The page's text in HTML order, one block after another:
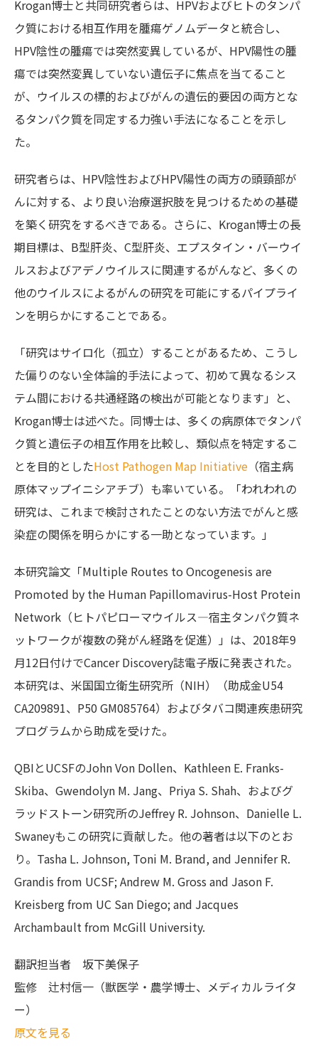
Krogan博士と共同研究者らは、HPVおよびヒトのタンパ
ク質における相互作用を腫瘍ゲノムデータと統合し、
HPV陰性の腫瘍では突然変異しているが、HPV陽性の腫
瘍では突然変異していない遺伝子に焦点を当てること
が、ウイルスの標的およびがんの遺伝的要因の両方とな
るタンパク質を同定する力強い手法になることを示し
た。
研究者らは、HPV陰性およびHPV陽性の両方の頭頸部が
んに対する、より良い治療選択肢を見つけるための基礎
を築く研究をするべきである。さらに、Krogan博士の長
期目標は、B型肝炎、C型肝炎、エプスタイン・バーウイ
ルスおよびアデノウイルスに関連するがんなど、多くの
他のウイルスによるがんの研究を可能にするパイプライ
ンを明らかにすることである。
「研究はサイロ化（孤立）することがあるため、こうし
た偏りのない全体論的手法によって、初めて異なるシス
テム間における共通経路の検出が可能となります」と、
Krogan博士は述べた。同博士は、多くの病原体でタンパ
ク質と遺伝子の相互作用を比較し、類似点を特定するこ
とを目的としたHost Pathogen Map Initiative （宿主病
原体マップイニシアチブ）も率いている。「われわれの
研究は、これまで検討されたことのない方法でがんと感
染症の関係を明らかにする一助となっています。」
本研究論文「Multiple Routes to Oncogenesis are
Promoted by the Human Papillomavirus-Host Protein
Network（ヒトパピローマウイルス―宿主タンパク質ネ
ットワークが複数の発がん経路を促進）」は、2018年9
月12日付けでCancer Discovery誌電子版に発表された。
本研究は、米国国立衛生研究所（NIH）（助成金U54
CA209891、P50 GM085764）およびタバコ関連疾患研究
プログラムから助成を受けた。
QBIとUCSFのJohn Von Dollen、Kathleen E. Franks-
Skiba、Gwendolyn M. Jang、Priya S. Shah、およびグ
ラッドストーン研究所のJeffrey R. Johnson、Danielle L.
Swaneyもこの研究に貢献した。他の著者は以下のとお
り。Tasha L. Johnson, Toni M. Brand, and Jennifer R.
Grandis from UCSF; Andrew M. Gross and Jason F.
Kreisberg from UC San Diego; and Jacques
Archambault from McGill University.
翻訳担当者 坂下美保子
監修 辻村信一（獣医学・農学博士、メディカルライタ
ー）
原文を見る